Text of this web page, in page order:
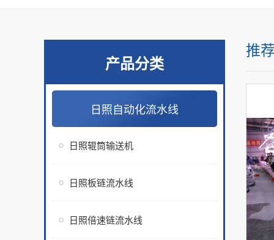
产品分类
日照自动化流水线
日照辊筒输送机
日照板链流水线
日照倍速链流水线
推